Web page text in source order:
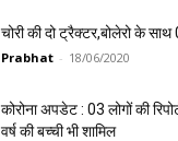
चोरी की दो ट्रैक्टर,बोलेरो के साथ
Prabhat - 18/06/2020
कोरोना अपडेट : 03 लोगों की
वर्ष की बच्ची भी शामिल